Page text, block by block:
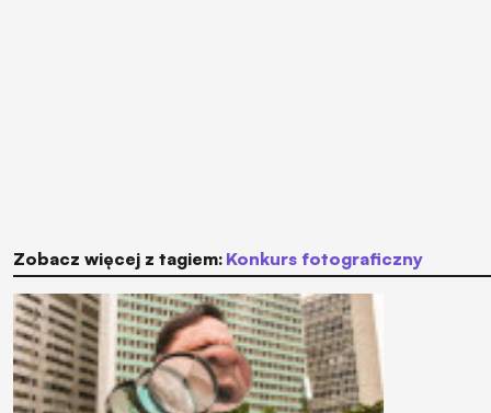
Zobacz więcej z tagiem: konkurs fotograficzny